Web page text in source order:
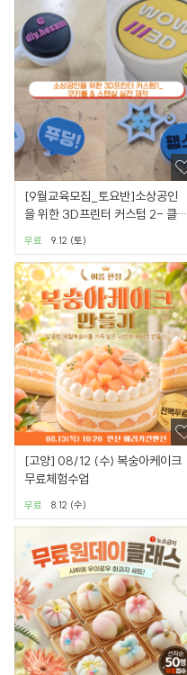
[9월교육모집_토요반]소상공인
을 위한 3D프린터 커스텀 2- 클리
커 제품화 실전 과정
9.12 (토)
무료
[고양] 08/12 (수) 복숭아케이크
무료체험수업
8.12 (수)
무료